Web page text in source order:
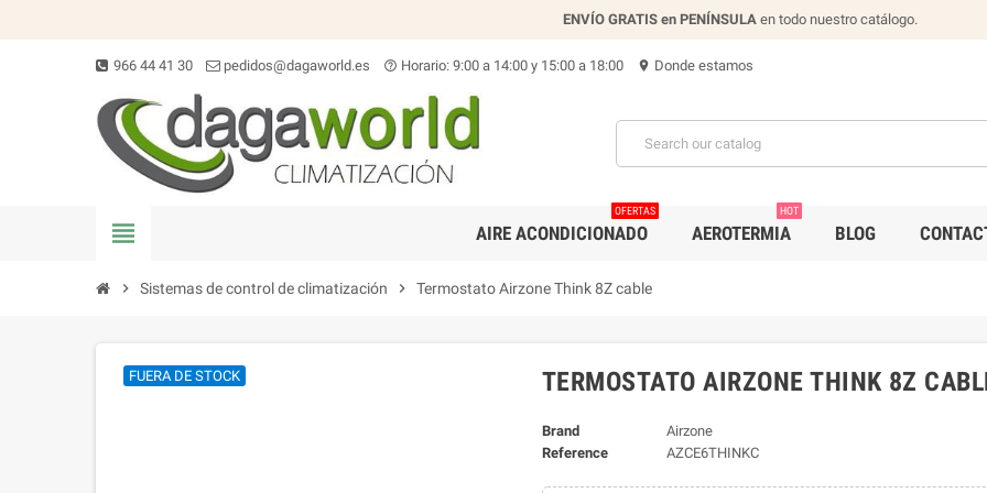
ENVÍO GRATIS en PENÍNSULA en todo nuestro catálogo.
966 44 41 30 pedidos@dagaworld.es help_outline Horario: 9:00 a 14:00 y 15:00 a 18:00 location_on Donde estamos
view_headline AIRE ACONDICIONADO
OFERTAS
AEROTERMIA
HOT
BLOG
chevron_right Sistemas de control de climatización chevron_right Termostato Airzone Think 8Z cable
FUERA DE STOCK TERMOSTATO AIRZONE THINK 8Z
Brand
Airzone
Reference
AZCE6THINKC